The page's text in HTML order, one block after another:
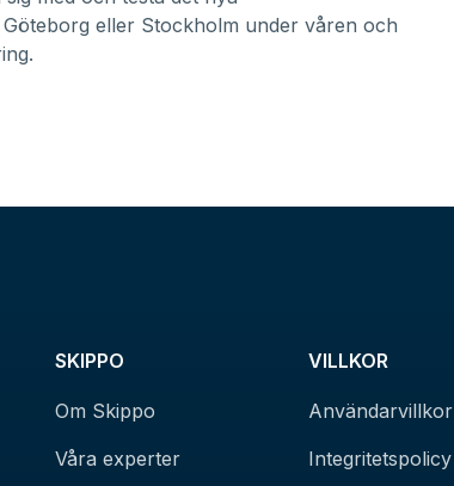
eller Stockholm under våren och
SKIPPO
Om Skippo
Våra experter
VILLKOR
Användarvillkor
Integritetspolicy